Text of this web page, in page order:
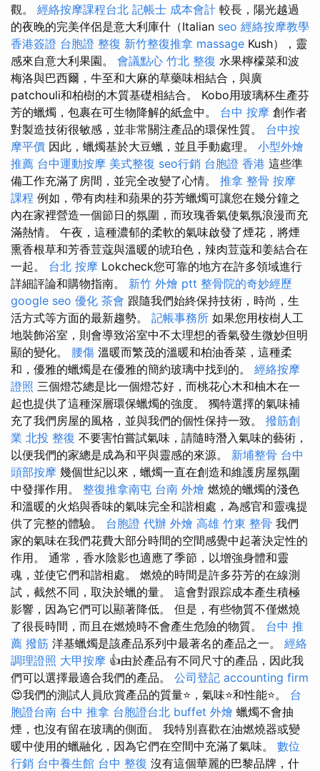
觀。 經絡按摩課程台北 記帳士 成本會計 較長，陽光越過
的夜晚的完美伴侶是意大利庫什（Italian seo 經絡按摩教學
香港簽證 台胞證 整復 新竹整復推拿 massage Kush），靈
感來自意大利果園。 會議點心 竹北 整復 水果檸檬菜和波
梅洛與巴西爾，牛至和大麻的草藥味相結合，與廣
patchouli和柏樹的木質基礎相結合。 Kobo用玻璃杯生產芬
芳的蠟燭，包裹在可生物降解的紙盒中。 台中 按摩 創作者
對製造技術很敏感，並非常關注產品的環保性質。 台中按
摩平價 因此，蠟燭基於大豆蠟，並且手動處理。 小型外燴
推薦 台中運動按摩 美式整復 seo行銷 台胞證 香港 這些準
備工作充滿了房間，並完全改變了心情。 推拿 整骨 按摩
課程 例如，帶有肉桂和蘋果的芬芳蠟燭可讓您在幾分鐘之
內在家裡營造一個節日的氛圍，而玫瑰香氣使氣氛浪漫而充
滿熱情。 午夜，這種濃郁的柔軟的氣味啟發了煙花，將煙
熏香根草和芳香荳蔻與溫暖的琥珀色，辣肉荳蔻和姜結合在
一起。 台北 按摩 Lokcheck您可靠的地方在許多領域進行
詳細評論和購物指南。 新竹 外燴 ptt 整骨院的奇妙經歷
google seo 優化 茶會 跟隨我們始終保持技術，時尚，生
活方式等方面的最新趨勢。 記帳事務所 如果您用桉樹人工
地裝飾浴室，則會導致浴室中不太理想的香氣發生微妙但明
顯的變化。 腰傷 溫暖而繁茂的溫暖和柏油香菜，這種柔
和，優雅的蠟燭是在優雅的簡約玻璃中找到的。 經絡按摩
證照 三個燈芯總是比一個燈芯好，而桃花心木和柚木在一
起也提供了這種深層環保蠟燭的強度。 獨特選擇的氣味補
充了我們房屋的風格，並與我們的個性保持一致。 撥筋創
業 北投 整復 不要害怕嘗試氣味，請隨時潛入氣味的藝術，
以便我們的家總是成為和平與靈感的來源。 新埔整骨 台中
頭部按摩 幾個世紀以來，蠟燭一直在創造和維護房屋氛圍
中發揮作用。 整復推拿南屯 台南 外燴 燃燒的蠟燭的淺色
和溫暖的火焰與香味的氣味完全和諧相處，為感官和靈魂提
供了完整的體驗。 台胞證 代辦 外燴 高雄 竹東 整骨 我們
家的氣味在我們花費大部分時間的空間感覺中起著決定性的
作用。 通常，香水陰影也適應了季節，以增強身體和靈
魂，並使它們和諧相處。 燃燒的時間是許多芬芳的在線測
試，截然不同，取決於蠟的量。 這會對跟踪成本產生積極
影響，因為它們可以顯著降低。 但是，有些物質不僅燃燒
了很長時間，而且在燃燒時不會產生危險的物質。 台中 推
薦 撥筋 洋基蠟燭是該產品系列中最著名的產品之一。 經絡
調理證照 大甲按摩 👍由於產品有不同尺寸的產品，因此我
們可以選擇最適合我們的產品。 公司登記 accounting firm
😍我們的測試人員欣賞產品的質量⭐，氣味⭐和性能⭐。 台
胞證台南 台中 推拿 台胞證台北 buffet 外燴 蠟燭不會抽
煙，也沒有留在玻璃的側面。 我特別喜歡在油燃燒器或變
暖中使用的蠟融化，因為它們在空間中充滿了氣味。 數位
行銷 台中養生館 台中 整復 沒有這個華麗的巴黎品牌，什